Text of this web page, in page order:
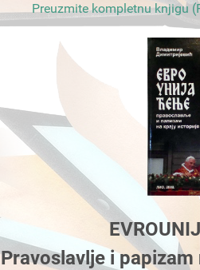
Preuzmite kompletnu knjigu
Pravoslavlje i papizam